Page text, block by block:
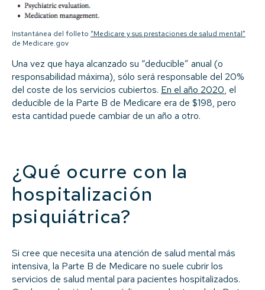
Instantánea del folleto “Medicare y sus prestaciones de salud mental”
de Medicare.gov
Una vez que haya alcanzado su “deducible” anual (o
responsabilidad máxima), sólo será responsable del 20%
del coste de los servicios cubiertos. En el año 2020, el
deducible de la Parte B de Medicare era de $198, pero
esta cantidad puede cambiar de un año a otro.
¿Qué ocurre con la
hospitalización
psiquiátrica?
Si cree que necesita una atención de salud mental más
intensiva, la Parte B de Medicare no suele cubrir los
servicios de salud mental para pacientes hospitalizados.